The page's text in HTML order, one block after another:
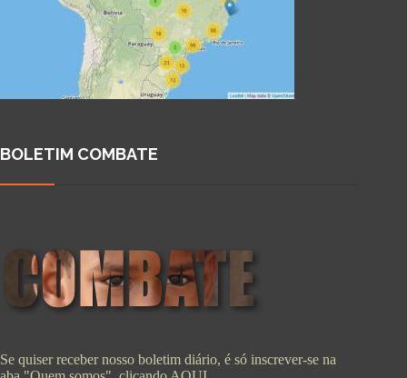
BOLETIM COMBATE
Se quiser receber nosso boletim diário, é só inscrever-se na